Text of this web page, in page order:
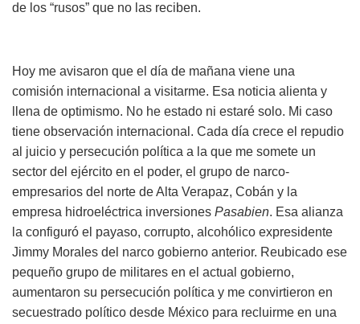
de los “rusos” que no las reciben.
Hoy me avisaron que el día de mañana viene una
comisión internacional a visitarme. Esa noticia alienta y
llena de optimismo. No he estado ni estaré solo. Mi caso
tiene observación internacional. Cada día crece el repudio
al juicio y persecución política a la que me somete un
sector del ejército en el poder, el grupo de narco-
empresarios del norte de Alta Verapaz, Cobán y la
empresa hidroeléctrica inversiones Pasabien. Esa alianza
la configuró el payaso, corrupto, alcohólico expresidente
Jimmy Morales del narco gobierno anterior. Reubicado ese
pequeño grupo de militares en el actual gobierno,
aumentaron su persecución política y me convirtieron en
secuestrado político desde México para recluirme en una